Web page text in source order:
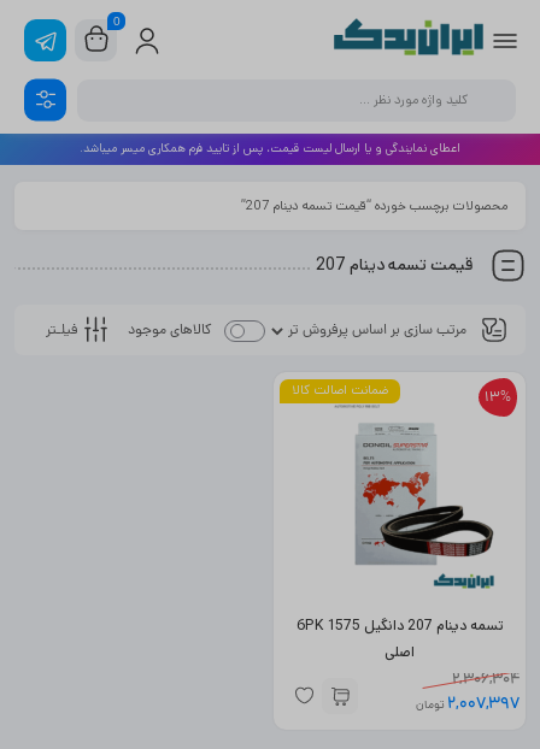
0
اعطای نمایندگی و یا ارسال لیست قیمت، پس از تایید فرم همکاری میسر میباشد.
محصولات برچسب خورده “قیمت تسمه دینام 207”
قیمت تسمه دینام 207
فیلـتر کالاهای موجود
ضمانت اصالت کالا 13%
تسمه دینام 207 دانگیل 6PK 1575
اصلی
2,306,304
2,007,397 تومان